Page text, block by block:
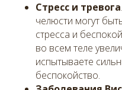
Стресс и тревога
челюсти могут
стресса и
во всем теле
испытываете
беспокойство.